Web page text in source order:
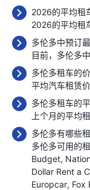
2026的平均租
2026的平均租
多伦多中预订
目前，多伦多
多伦多租车的
平均汽车租赁
多伦多租车的
上个月的平均
多伦多有哪些
多伦多可用的
Budget
Dollar Rent a
Europcar Fox